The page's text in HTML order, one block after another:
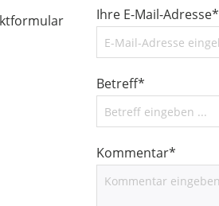
Ihre E-Mail-Adresse*
Betreff*
Kommentar*